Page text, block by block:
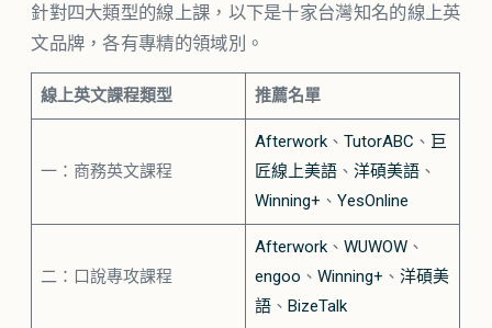
針對四大類型的線上課，以下是十家台灣知名的線上英
文品牌，各有專精的領域別。
線上英文課程類型 推薦名單
一：商務英文課程
Afterwork、 TutorABC 、 巨
匠線上美語、 洋碩美語、
Winning+ 、 YesOnline
二：口說專攻課程
Afterwork、 WUWOW、
engoo 、 Winning+ 、 洋碩美
語、 BizeTalk